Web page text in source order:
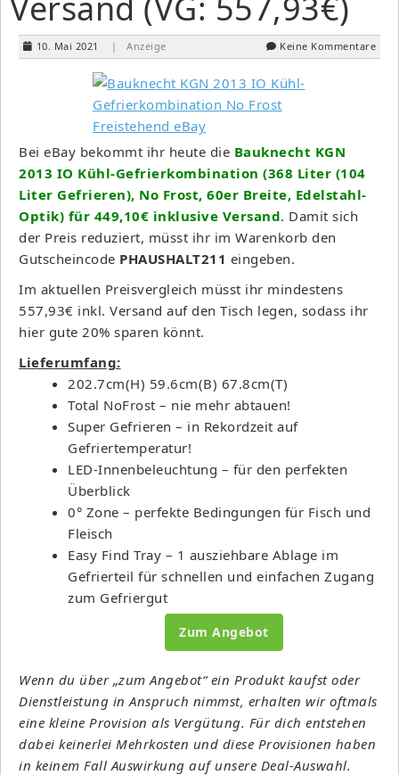
10. Mai 2021 | Anzeige Keine Kommentare
Bei eBay bekommt ihr heute die Bauknecht KGN
2013 IO Kühl-Gefrierkombination (368 Liter (104
Liter Gefrieren), No Frost, 60er Breite, Edelstahl-
Optik) für 449,10€ inklusive Versand. Damit sich
der Preis reduziert, müsst ihr im Warenkorb den
Gutscheincode PHAUSHALT211 eingeben.
Im aktuellen Preisvergleich müsst ihr mindestens
557,93€ inkl. Versand auf den Tisch legen, sodass ihr
hier gute 20% sparen könnt.
Lieferumfang:
202.7cm(H) 59.6cm(B) 67.8cm(T)
Total NoFrost – nie mehr abtauen!
Super Gefrieren – in Rekordzeit auf
Gefriertemperatur!
LED-Innenbeleuchtung – für den perfekten
Überblick
0° Zone – perfekte Bedingungen für Fisch und
Fleisch
Easy Find Tray – 1 ausziehbare Ablage im
Gefrierteil für schnellen und einfachen Zugang
zum Gefriergut
Zum Angebot
Wenn du über „zum Angebot“ ein Produkt kaufst oder
Dienstleistung in Anspruch nimmst, erhalten wir oftmals
eine kleine Provision als Vergütung. Für dich entstehen
dabei keinerlei Mehrkosten und diese Provisionen haben
in keinem Fall Auswirkung auf unsere Deal-Auswahl.